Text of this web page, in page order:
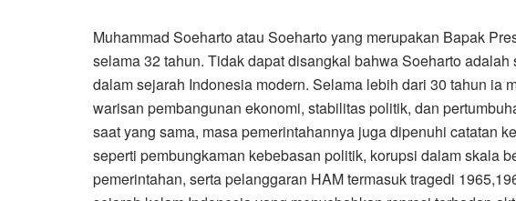
Muhammad Soeharto atau Soeharto yang merupakan Bapak
selama 32 tahun. Tidak dapat disangkal bahwa Soeharto
dalam sejarah Indonesia modern. Selama lebih dari 30 tahun ia
warisan pembangunan ekonomi, stabilitas politik, dan
saat yang sama, masa pemerintahannya juga dipenuhi catatan
seperti pembungkaman kebebasan politik, korupsi dalam skala
pemerintahan, serta pelanggaran HAM termasuk tragedi